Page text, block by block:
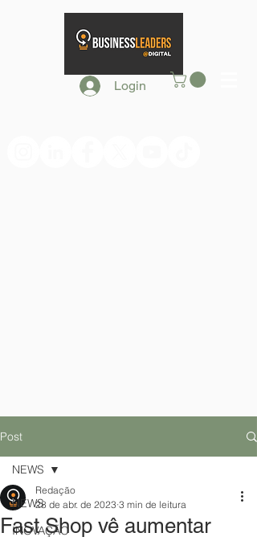
Login
Post
NEWS
INOVAÇÃO
NEWS
Fast Shop vê aumentar
Redação
28 de abr. de 2023 3 min de leitura